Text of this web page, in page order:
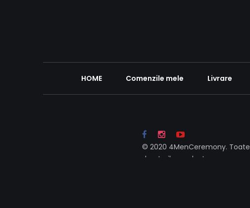
HOME Comenzile mele Livrare
© 2020 4MenCeremony. Toate
drepturile rezolvate.